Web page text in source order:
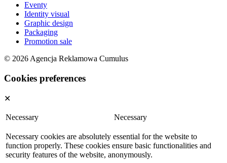
Eventy
Identity visual
Graphic design
Packaging
Promotion sale
© 2026 Agencja Reklamowa Cumulus
Cookies preferences
✕
Necessary Necessary
Necessary cookies are absolutely essential for the website to
function properly. These cookies ensure basic functionalities and
security features of the website, anonymously.